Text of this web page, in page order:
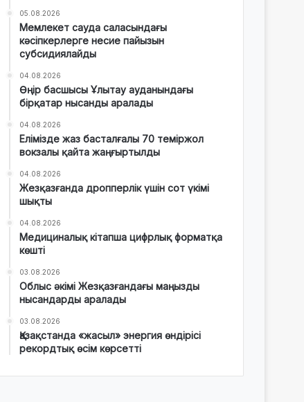
05.08.2026
Мемлекет сауда саласындағы
кәсіпкерлерге несие пайызын
субсидиялайды
04.08.2026
Өңір басшысы Ұлытау ауданындағы
бірқатар нысанды аралады
04.08.2026
Елімізде жаз басталғалы 70 теміржол
вокзалы қайта жаңғыртылды
04.08.2026
Жезқазғанда дропперлік үшін сот үкімі
шықты
04.08.2026
Медициналық кітапша цифрлық форматқа
көшті
03.08.2026
Облыс әкімі Жезқазғандағы маңызды
нысандарды аралады
03.08.2026
Қазақстанда «жасыл» энергия өндірісі
рекордтық өсім көрсетті